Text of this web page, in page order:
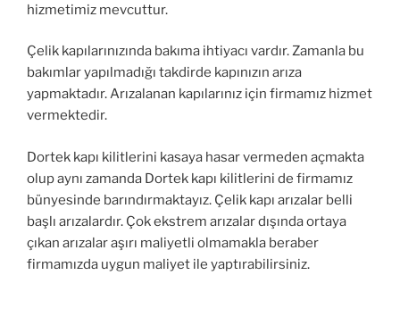
hizmetimiz mevcuttur.
Çelik kapılarınızında bakıma ihtiyacı vardır. Zamanla bu
bakımlar yapılmadığı takdirde kapınızın arıza
yapmaktadır. Arızalanan kapılarınız için firmamız hizmet
vermektedir.
Dortek kapı kilitlerini kasaya hasar vermeden açmakta
olup aynı zamanda Dortek kapı kilitlerini de firmamız
bünyesinde barındırmaktayız. Çelik kapı arızalar belli
başlı arızalardır. Çok ekstrem arızalar dışında ortaya
çıkan arızalar aşırı maliyetli olmamakla beraber
firmamızda uygun maliyet ile yaptırabilirsiniz.